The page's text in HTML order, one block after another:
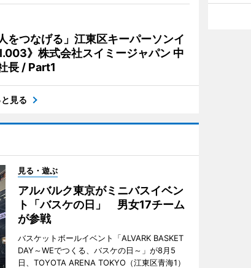
をつなげる」江東区キーパーソンイ
》株式会社スイミージャパン 中
長 / Part1
見る
見る・遊ぶ
アルバルク東京がミニバスイベン
ト「バスケの日」 男女17チーム
が参戦
バスケットボールイベント「ALVARK BASKET
DAY～WEでつくる、バスケの日～」が8月5
日、TOYOTA ARENA TOKYO（江東区青海1）